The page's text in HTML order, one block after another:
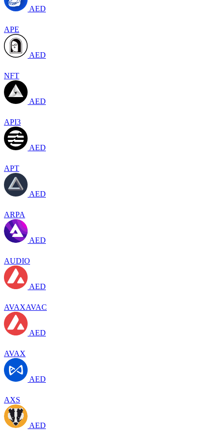
AED
APE
AED
NFT
AED
API3
AED
APT
AED
ARPA
AED
AUDIO
AED
AVAXAVAC
AED
AVAX
AED
AXS
AED